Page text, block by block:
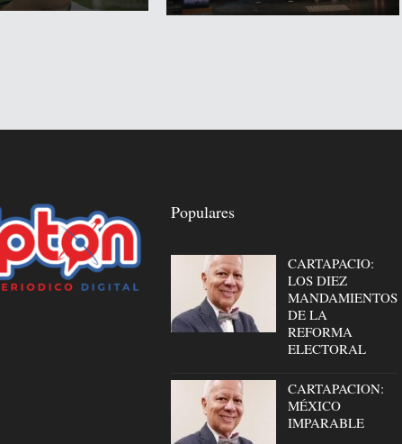
Populares
CARTAPACIO:
LOS DIEZ
MANDAMIENTOS
DE LA
REFORMA
ELECTORAL
CARTAPACION:
MÉXICO
IMPARABLE